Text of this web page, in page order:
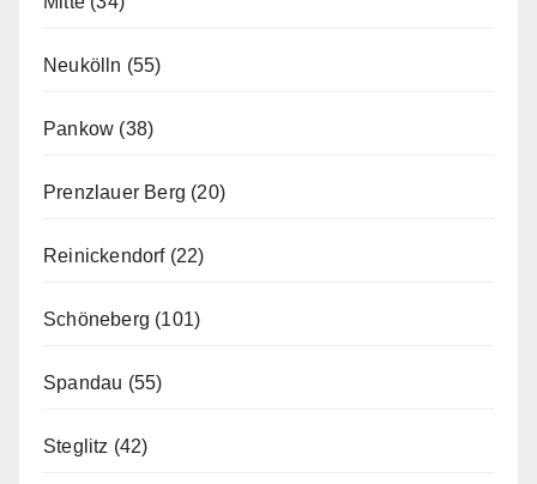
Neukölln (55)
Pankow (38)
Prenzlauer Berg (20)
Reinickendorf(22)
Schöneberg (101)
Spandau (55)
Steglitz (42)